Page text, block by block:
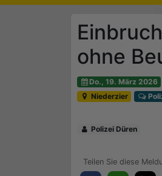
ohne
Do., 19. März 2026
Niederzier
Polizei Düren